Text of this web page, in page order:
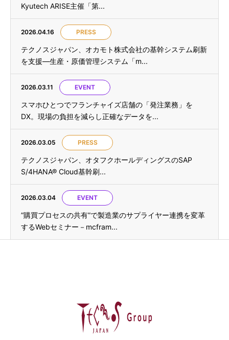
Kyutech ARISE主催「第...
2026.04.16 PRESS
テクノスジャパン、オカモト株式会社の基幹システム刷新
を支援—生産・原価管理システム「m...
2026.03.11 EVENT
スマホひとつでフランチャイズ店舗の「発注業務」を
DX。現場の負担を減らし正確なデータを...
2026.03.05 PRESS
テクノスジャパン、オタフクホールディングスのSAP
S/4HANA® Cloud基幹刷...
2026.03.04 EVENT
”購買プロセスの共有”で製造業のサプライヤー連携を変革
するWebセミナー－mcfram...